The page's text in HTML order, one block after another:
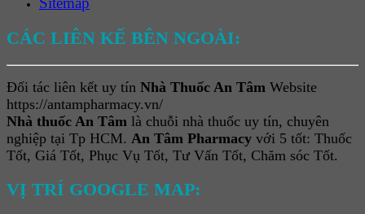
CÁC LIÊN KẾ BÊN NGOÀI:
Đối tác liên kết uy tín Nhà Thuốc An Tâm Website
https://antampharmacy.vn/
Nhà thuốc An Tâm là chuỗi nhà thuốc uy tín, chuyên
nghiệp tại Tp HCM. An Tâm Pharmacy với 5 tốt: Thuốc
Tốt, Giá Tốt, Phục Vụ Tốt, Tư Vấn Tốt, Chăm sóc Tốt.
VỊ TRÍ GOOGLE MAP: